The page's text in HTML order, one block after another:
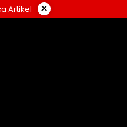
Artikel ×